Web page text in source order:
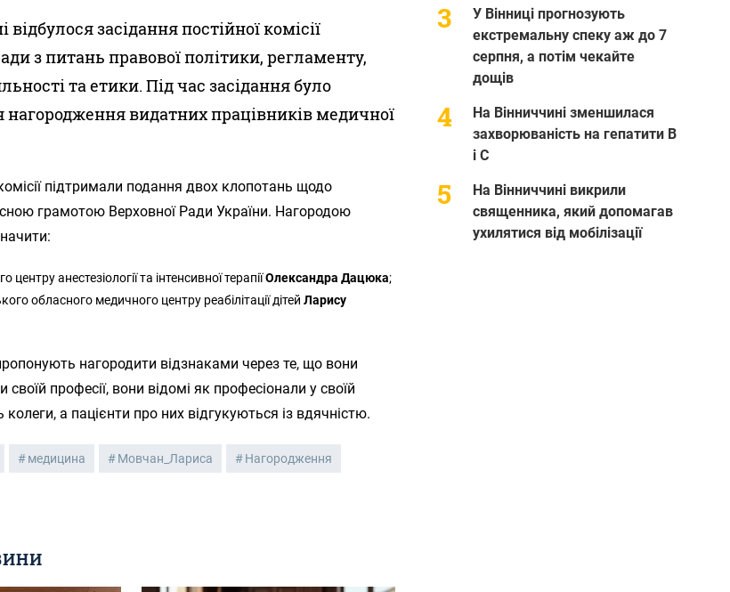
засідання постійної комісії
з питань правової політики, регламенту,
та етики. Під час засідання було
нагородження видатних працівників медичної
підтримали подання двох клопотань щодо
грамотою Верховної Ради України. Нагородою
центру анестезіології та інтенсивної терапіїОлександра Дацюка;
обласного медичного центру реабілітації дітейЛарису
нагородити відзнаками через те, що вони
своїй професії, вони відомі як професіонали у своїй
колеги, а пацієнти про них відгукуються із вдячністю.
медицина Мовчан_Лариса Нагородження
У Вінниці прогнозують
екстремальну спеку аж до 7
серпня, а потім чекайте
дощів
На Вінниччині зменшилася
захворюваність на гепатити В
і С
На Вінниччині викрили
священника, який допомагав
ухилятися від мобілізації